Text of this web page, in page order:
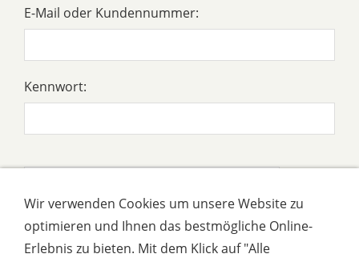
E-Mail oder Kundennummer:
Kennwort:
Ich habe noch kein Konto.
Wir verwenden Cookies um unsere Website zu
optimieren und Ihnen das bestmögliche Online-
Erlebnis zu bieten. Mit dem Klick auf "Alle